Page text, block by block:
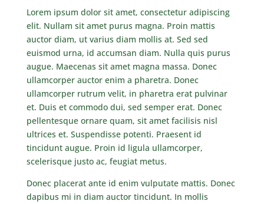
Lorem ipsum dolor sit amet, consectetur adipiscing
elit. Nullam sit amet purus magna. Proin mattis
auctor diam, ut varius diam mollis at. Sed sed
euismod urna, id accumsan diam. Nulla quis purus
augue. Maecenas sit amet magna massa. Donec
ullamcorper auctor enim a pharetra. Donec
ullamcorper rutrum velit, in pharetra erat pulvinar
et. Duis et commodo dui, sed semper erat. Donec
pellentesque ornare quam, sit amet facilisis nisl
ultrices et. Suspendisse potenti. Praesent id
tincidunt augue. Proin id ligula ullamcorper,
scelerisque justo ac, feugiat metus.
Donec placerat ante id enim vulputate mattis. Donec
dapibus mi in diam auctor tincidunt. In mollis